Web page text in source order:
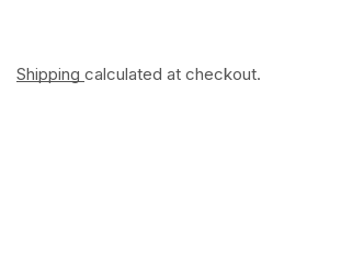
Shipping calculated at checkout.